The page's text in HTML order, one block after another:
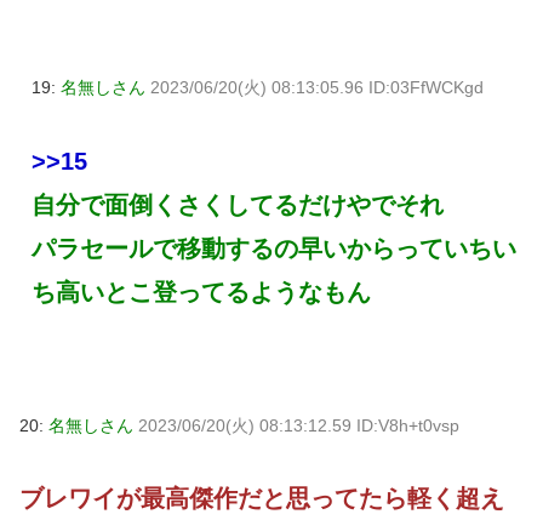
19: 名無しさん 2023/06/20(火) 08:13:05.96 ID:03FfWCKgd
>>15
自分で面倒くさくしてるだけやでそれ
パラセールで移動するの早いからっていちい
ち高いとこ登ってるようなもん
20: 名無しさん 2023/06/20(火) 08:13:12.59 ID:V8h+t0vsp
ブレワイが最高傑作だと思ってたら軽く超え